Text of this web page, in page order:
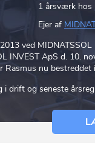
1 årsværk hos
Ejer af
ved
INVEST ApS d. 10.
nu
i drift og seneste